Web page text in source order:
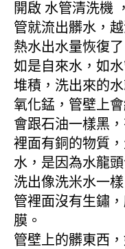
開啟 水管清洗機
管就流出髒水，
熱水出水量恢復了
如是自來水，如
堆積，洗出來的
氧化錳，管壁上
會跟石油一樣黑
裡面有銅的物質
水，是因為水龍
洗出像洗米水一
管裡面沒有生鏽
膜。
管壁上的髒東西